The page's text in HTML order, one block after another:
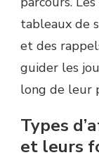
tableaux de
et des
guider les
long de leur
Types
et leurs